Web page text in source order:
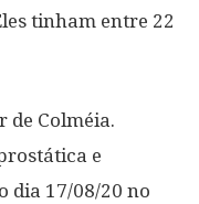
tinham entre 22
de Colméia.
e
dia 17/08/20 no